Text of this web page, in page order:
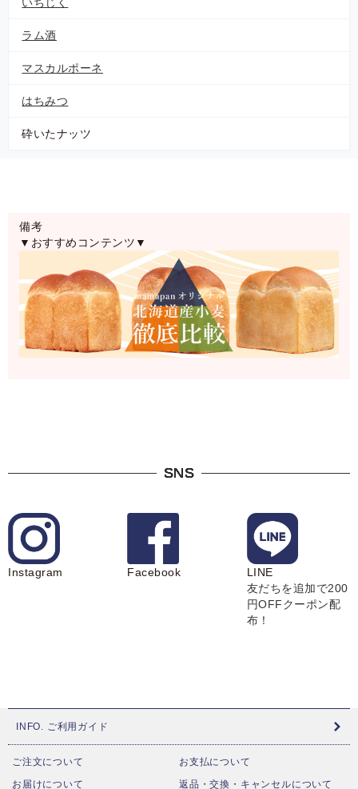
いちじく
ラム酒
マスカルポーネ
はちみつ
砕いたナッツ
備考
▼おすすめコンテンツ▼
SNS
Instagram Facebook
LINE
友だちを追加で200
円OFFクーポン配
布！